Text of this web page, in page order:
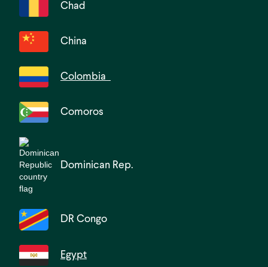
Chad
China
Colombia
Comoros
Dominican Rep.
DR Congo
Egypt